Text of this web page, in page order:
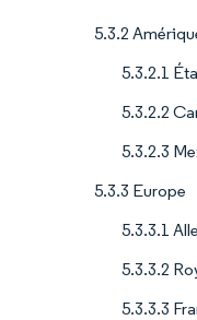
5.3.2
5.3.2.1
5.3.2.2
5.3.2.3
5.3.3 Europe
5.3.3.1
5.3.3.2
5.3.3.3